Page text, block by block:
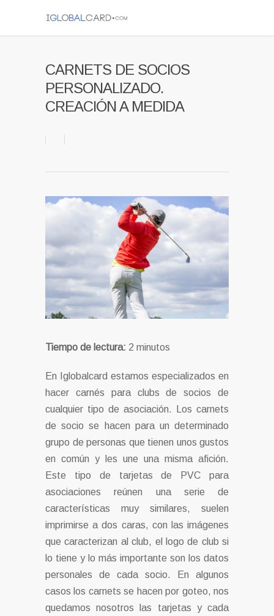
CARNETS DE SOCIOS
PERSONALIZADO.
CREACIÓN A MEDIDA
Tiempo de lectura: 2 minutos
En Iglobalcard estamos especializados en
hacer carnés para clubs de socios de
cualquier tipo de asociación. Los carnets
de socio se hacen para un determinado
grupo de personas que tienen unos gustos
en común y les une una misma afición.
Este tipo de tarjetas de PVC para
asociaciones reúnen una serie de
características muy similares, suelen
imprimirse a dos caras, con las imágenes
que caracterizan al club, el logo de club si
lo tiene y lo más importante son los datos
personales de cada socio. En algunos
casos los carnets se hacen por goteo, nos
quedamos nosotros las tarjetas y cada